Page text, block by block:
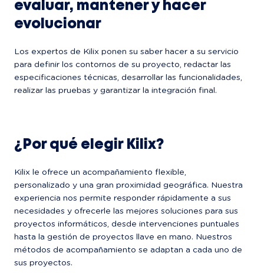
evaluar, mantener y hacer
evolucionar
Los expertos de Kilix ponen su saber hacer a su servicio
para definir los contornos de su proyecto, redactar las
especificaciones técnicas, desarrollar las funcionalidades,
realizar las pruebas y garantizar la integración final.
¿Por qué elegir Kilix?
Kilix le ofrece un acompañamiento flexible,
personalizado y una gran proximidad geográfica. Nuestra
experiencia nos permite responder rápidamente a sus
necesidades y ofrecerle las mejores soluciones para sus
proyectos informáticos, desde intervenciones puntuales
hasta la gestión de proyectos llave en mano. Nuestros
métodos de acompañamiento se adaptan a cada uno de
sus proyectos.